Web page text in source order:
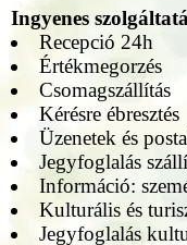
Ingyenes
Recepció 24h
Értékmegorzés
Csomagszállítás
Kérésre ébresztés
Üzenetek és
Jegyfoglalás
Információ:
Kulturális és
Jegyfoglalás